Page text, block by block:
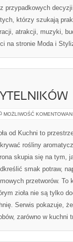
przypadkowych
którzy szukają
atrakcji, muzyki,
na stronie Moda i
MOŻLIWOŚĆ
od Kuchni to
rośliny
skupia się na tym,
smak potraw,
przetworów. To
zioła nie są tylko
Serwis pokazuje,
zarówno w